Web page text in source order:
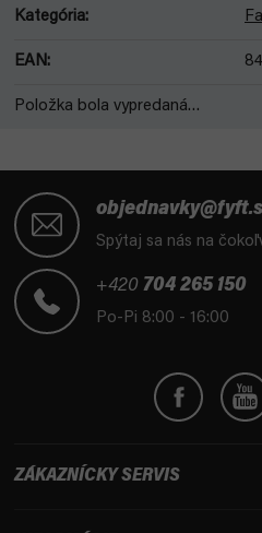
Kategória:
EAN:
Položka bola vypredaná…
Spýtaj sa nás na
+420 704 265 150
Po-Pi 8:00 - 16:00
ZÁKAZNÍCKY SERVIS